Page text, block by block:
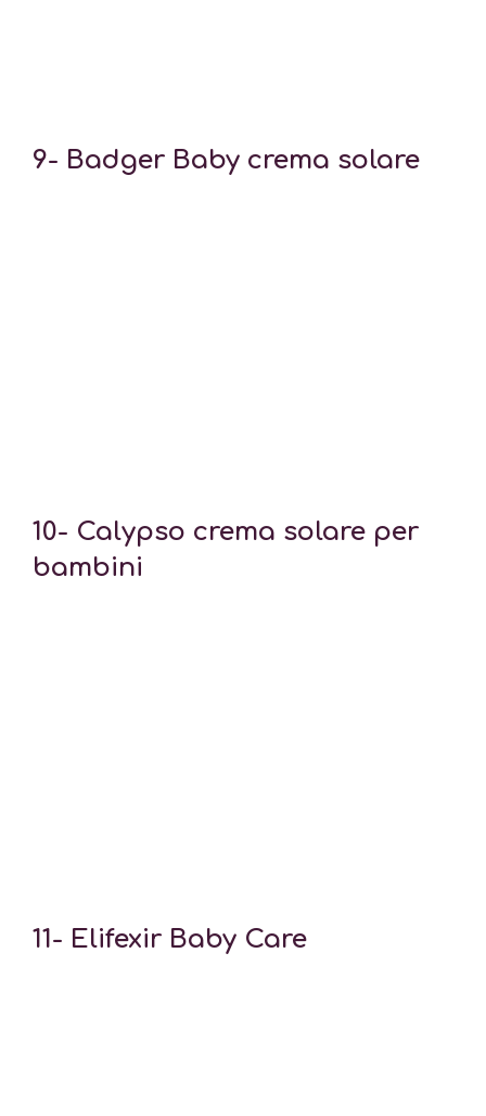
9- Badger Baby crema solare
10- Calypso crema solare per
bambini
11- Elifexir Baby Care